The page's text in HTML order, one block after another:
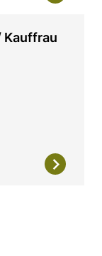
Kauffrau